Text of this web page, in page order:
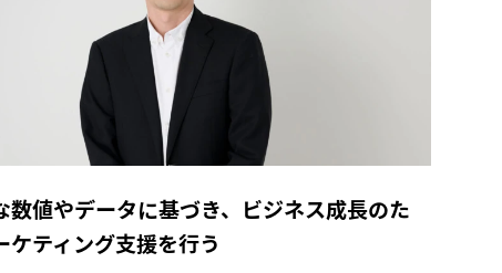
数値やデータに基づき、ビジネス成長のた
ケティング支援を行う